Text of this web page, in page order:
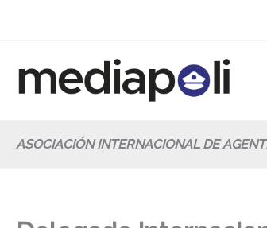
ASOCIACIÓN INTERNACIONAL DE